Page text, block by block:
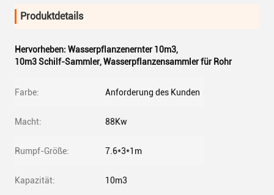
Produktdetails
Hervorheben: Wasserpflanzenernter 10m3,
10m3 Schilf-Sammler,Wasserpflanzensammler für Rohr
Farbe: Anforderung des Kunden
Macht: 88Kw
Rumpf-Größe: 7.6*3*1m
Kapazität: 10m3